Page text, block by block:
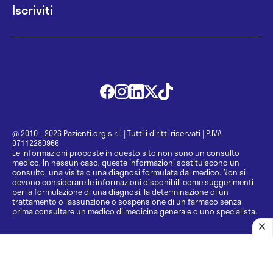
@ 2010 - 2026 Pazienti.org s.r.l. | Tutti i diritti riservati | P.IVA
07112280966
Le informazioni proposte in questo sito non sono un consulto
medico. In nessun caso, queste informazioni sostituiscono un
consulto, una visita o una diagnosi formulata dal medico. Non si
devono considerare le informazioni disponibili come suggerimenti
per la formulazione di una diagnosi, la determinazione di un
trattamento o l’assunzione o sospensione di un farmaco senza
prima consultare un medico di medicina generale o uno specialista.